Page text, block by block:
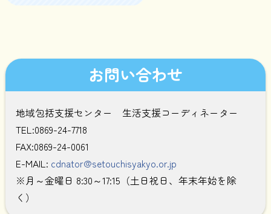
お問い合わせ
地域包括支援センター 生活支援コーディネーター
TEL:0869-24-7718
FAX:0869-24-0061
E-MAIL: cdnator@setouchisyakyo.or.jp
※月～金曜日 8:30～17:15（土日祝日、年末年始を除
く）